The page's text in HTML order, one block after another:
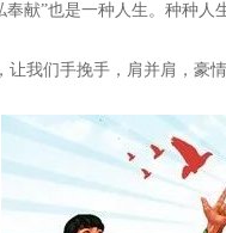
奉献”也是一种人生。种种
让我们手挽手，肩并肩，豪